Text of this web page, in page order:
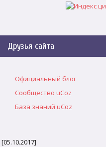
Друзья сайта
Официальный блог
Сообщество uCoz
База знаний uCoz
[05.10.2017]